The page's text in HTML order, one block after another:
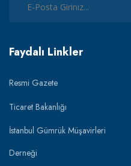
Faydalı Linkler
Resmi Gazete
Ticaret Bakanlığı
İstanbul Gümrük Müşavirleri
Derneği